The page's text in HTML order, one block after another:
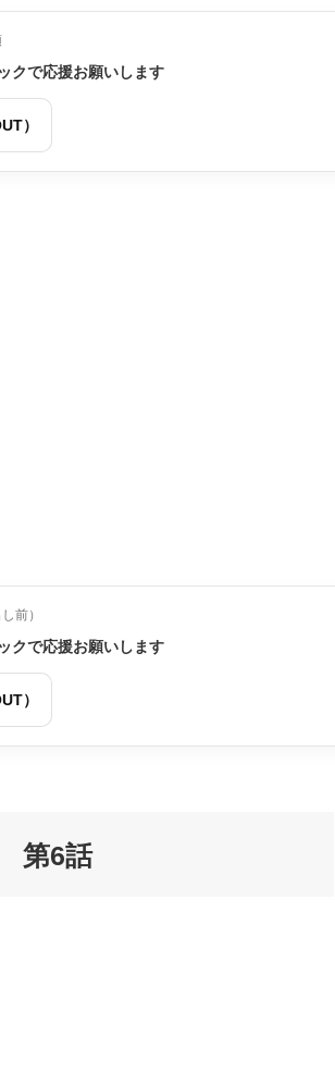
クで応援お願いします
）
前）
クで応援お願いします
）
第6話